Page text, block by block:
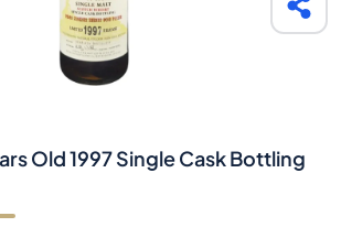
Old 1997 Single Cask Bottling